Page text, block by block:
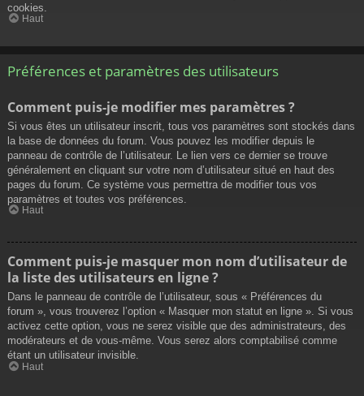
cookies.
Haut
Préférences et paramètres des utilisateurs
Comment puis-je modifier mes paramètres ?
Si vous êtes un utilisateur inscrit, tous vos paramètres sont stockés dans
la base de données du forum. Vous pouvez les modifier depuis le
panneau de contrôle de l’utilisateur. Le lien vers ce dernier se trouve
généralement en cliquant sur votre nom d’utilisateur situé en haut des
pages du forum. Ce système vous permettra de modifier tous vos
paramètres et toutes vos préférences.
Haut
Comment puis-je masquer mon nom d’utilisateur de
la liste des utilisateurs en ligne ?
Dans le panneau de contrôle de l’utilisateur, sous « Préférences du
forum », vous trouverez l’option « Masquer mon statut en ligne ». Si vous
activez cette option, vous ne serez visible que des administrateurs, des
modérateurs et de vous-même. Vous serez alors comptabilisé comme
étant un utilisateur invisible.
Haut